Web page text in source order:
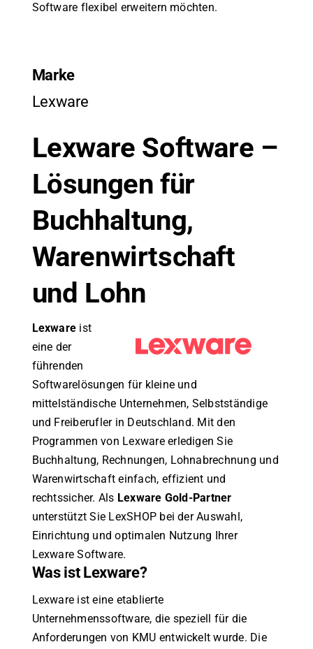
Software flexibel erweitern möchten.
Marke
Lexware
Lexware Software –
Lösungen für
Buchhaltung,
Warenwirtschaft
und Lohn
Lexware ist
eine der
führenden
Softwarelösungen für kleine und
mittelständische Unternehmen, Selbstständige
und Freiberufler in Deutschland. Mit den
Programmen von Lexware erledigen Sie
Buchhaltung, Rechnungen, Lohnabrechnung und
Warenwirtschaft einfach, effizient und
rechtssicher. Als Lexware Gold-Partner
unterstützt Sie LexSHOP bei der Auswahl,
Einrichtung und optimalen Nutzung Ihrer
Lexware Software.
Was ist Lexware?
Lexware ist eine etablierte
Unternehmenssoftware, die speziell für die
Anforderungen von KMU entwickelt wurde. Die